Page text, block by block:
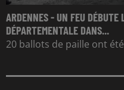
ARDENNES - UN FEU DÉBUTE
DÉPARTEMENTALE DANS...
20 ballots de paille ont